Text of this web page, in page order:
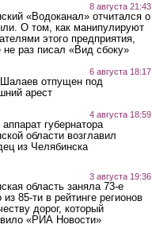
8 августа 21:43
«Водоканал» отчитался о
О том, как манипулируют
этого предприятия,
не раз писал «Вид сбоку»
6 августа 18:17
отпущен под
арест
4 августа 18:59
губернатора
области возглавил
из Челябинска
3 августа 19:36
область заняла 73-е
из 85-ти в рейтинге регионов
дорог, который
«РИА Новости»